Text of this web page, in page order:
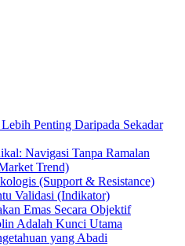
Penting Daripada Sekadar
Navigasi Tanpa Ramalan
Trend)
(Support & Resistance)
Validasi (Indikator)
Emas Secara Objektif
Adalah Kunci Utama
yang Abadi